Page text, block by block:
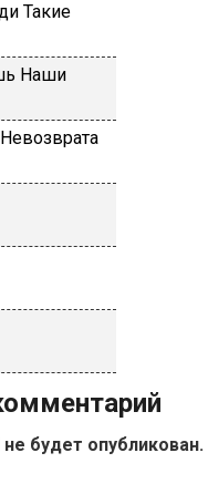
Taкиe
Haши
будет опубликован.